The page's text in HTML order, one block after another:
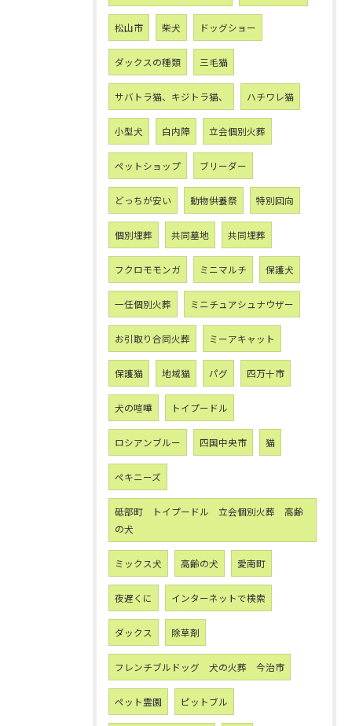
松山市 柴犬 ドッグショー
ダックスの種類 三毛猫
サバトラ猫、キジトラ猫、 ハチワレ猫
小型犬 白内障 立会個別火葬
ペットショップ ブリーダー
どっちが安い 動物供養祭 特別回向
個別埋葬 共同墓地 共同埋葬
フクロモモンガ ミニマルチ 保護犬
一任個別火葬 ミニチュアシュナウザー
お引取り合同火葬 ミーアキャット
保護猫 地域猫 パグ 四万十市
犬の喧嘩 トイプードル
ロシアンブルー 四国中央市 猫
ペキニーズ
砥部町 トイプードル 立会個別火葬 高齢
の犬
ミックス犬 高齢の犬 愛南町
夜遅くに インターネットで検索
ダックス 除草剤
フレンチブルドッグ 犬の火葬 今治市
ペット霊園 ピットブル